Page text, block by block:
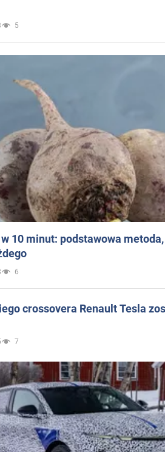
5
10 minut: podstawowa
6
crossovera Renault Tesla
7